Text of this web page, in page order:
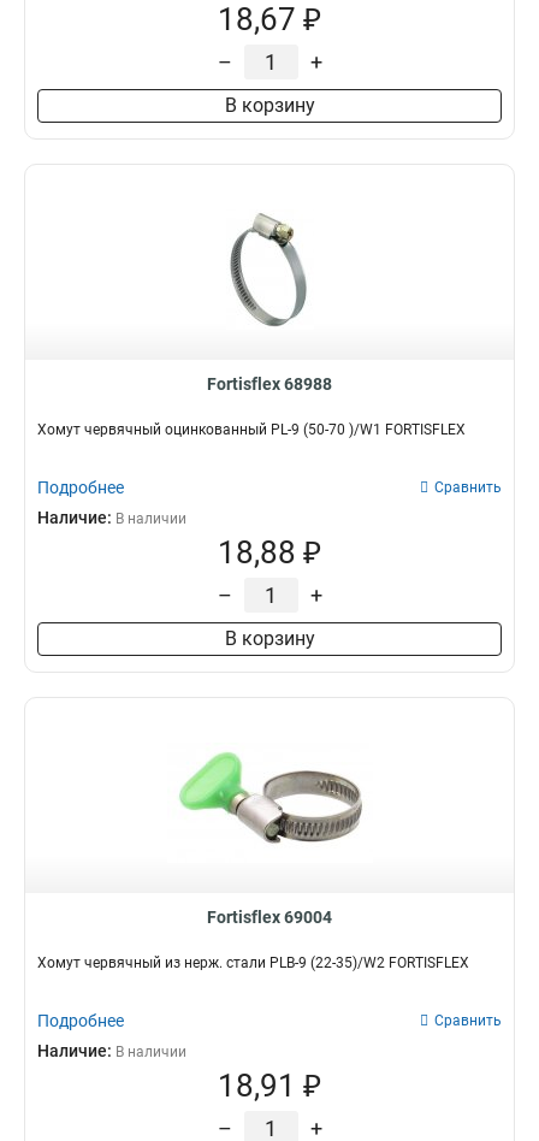
18,67 ₽
– +
В корзину
Fortisflex 68988
Хомут червячный оцинкованный PL-9 (50-70 )/W1 FORTISFLEX
Подробнее Сравнить
Наличие: В наличии
18,88 ₽
– +
В корзину
Fortisflex 69004
Хомут червячный из нерж. стали PLB-9 (22-35)/W2 FORTISFLEX
Подробнее Сравнить
Наличие: В наличии
18,91 ₽
– +